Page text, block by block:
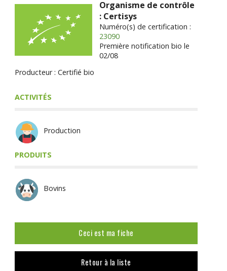
Organisme de contrôle
: Certisys
Numéro(s) de certification :
23090
Première notification bio le
02/08
Producteur : Certifié bio
ACTIVITÉS
Production
PRODUITS
Bovins
Ceci est ma fiche
Retour à la liste